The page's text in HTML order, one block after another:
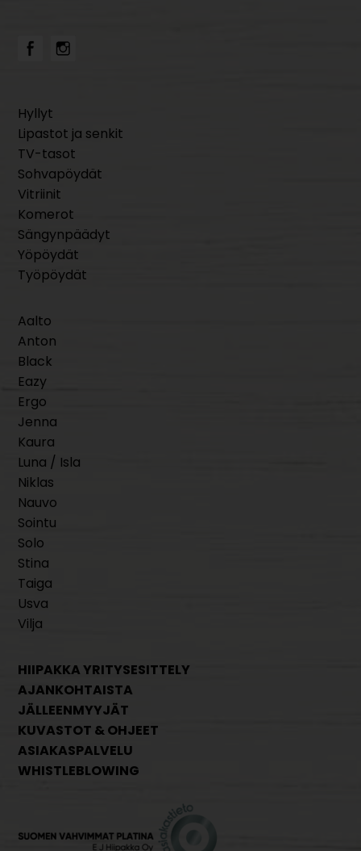
Hyllyt
Lipastot ja senkit
TV-tasot
Sohvapöydät
Vitriinit
Komerot
Sängynpäädyt
Yöpöydät
Työpöydät
Aalto
Anton
Black
Eazy
Ergo
Jenna
Kaura
Luna / Isla
Niklas
Nauvo
Sointu
Solo
Stina
Taiga
Usva
Vilja
HIIPAKKA YRITYSESITTELY
AJANKOHTAISTA
JÄLLEENMYYJÄT
KUVASTOT & OHJEET
ASIAKASPALVELU
WHISTLEBLOWING